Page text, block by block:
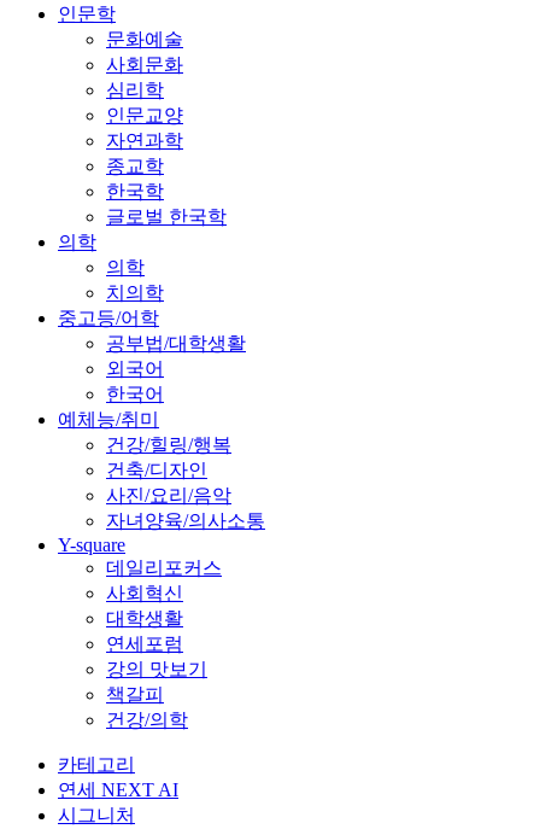
인문학
문화예술
사회문화
심리학
인문교양
자연과학
종교학
한국학
글로벌 한국학
의학
의학
치의학
중고등/어학
공부법/대학생활
외국어
한국어
예체능/취미
건강/힐링/행복
건축/디자인
사진/요리/음악
자녀양육/의사소통
Y-square
데일리포커스
사회혁신
대학생활
연세포럼
강의 맛보기
책갈피
건강/의학
카테고리
연세 NEXT AI
시그니처